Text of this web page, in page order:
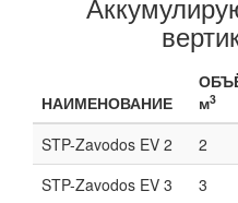
НАИМЕНОВАНИЕ
м3
STP-Zavodos EV 2
2
STP-Zavodos EV 3
3